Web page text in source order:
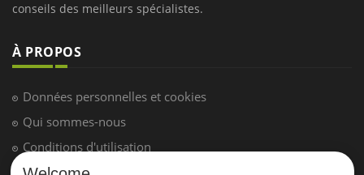
conseils des meilleurs spécialistes.
À PROPOS
Données personnelles et cookies
Qui sommes-nous
Conditions d'utilisation